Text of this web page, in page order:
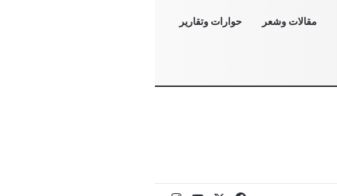
مقالات وشعر حوارات وتقارير